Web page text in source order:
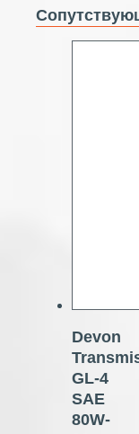
Devon
GL-4
SAE
80W-